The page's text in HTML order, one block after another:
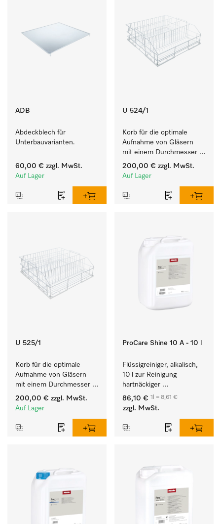
ADB
Abdeckblech für
Unterbauvarianten.
60,00 € zzgl. MwSt.
Auf Lager
U 524/1
Korb für die optimale
Aufnahme von Gläsern
mit einem Durchmesser
von max. 10 cm.
200,00 € zzgl. MwSt.
Auf Lager
U 525/1
Korb für die optimale
Aufnahme von Gläsern
mit einem Durchmesser
von max. 8 cm.
200,00 € zzgl. MwSt.
Auf Lager
ProCare Shine 10 A - 10 l
Flüssigreiniger, alkalisch,
10 l zur Reinigung
hartnäckiger
Anschmutzungen von
Geschirr, Besteck und
86,10 € 1l = 8,61 €
zzgl. MwSt.